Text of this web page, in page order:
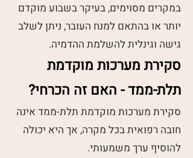
במקרים מסוימים, בעיקר בשבוע מוקדם
יותר או בהתאם למנח העובר, ניתן לשלב
גישה וגינלית להשלמת ההדמיה.
סקירת מערכות מוקדמת
תלת-ממד - האם זה הכרחי?
סקירת מערכות מוקדמת תלת-ממד אינה
חובה רפואית בכל מקרה, אך היא יכולה
להוסיף ערך משמעותי.